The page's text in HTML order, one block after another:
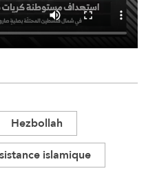
Hezbollah
islamique